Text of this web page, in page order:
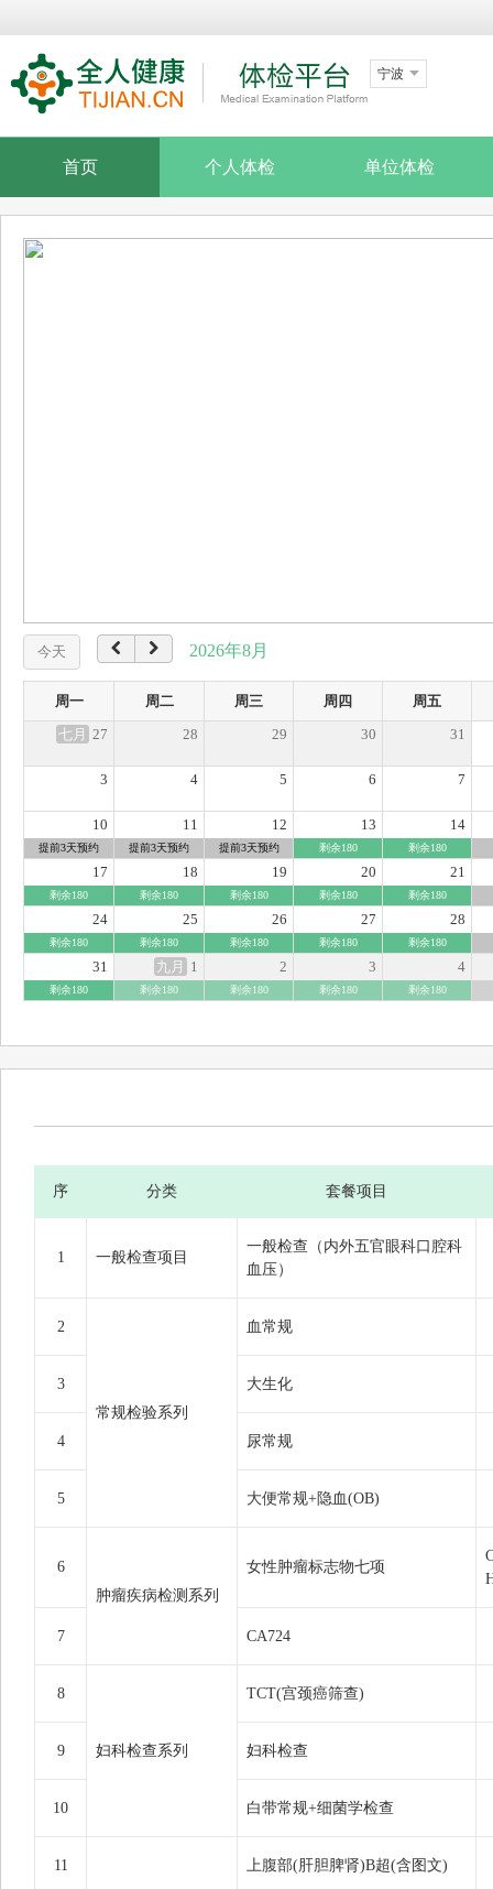
宁波
首页 个人体检 单位体检
今天 2026年8月
周一 周二 周三 周四
周五
七月 27 28 29 30 31
3 4 5 6 7
10
提前3天预约
11
提前3天预约
12
提前3天预约
13
剩余180
14
剩余180
17
剩余180
18
剩余180
19
剩余180
20
剩余180
21
剩余180
24
剩余180
25
剩余180
26
剩余180
27
剩余180
28
剩余180
31
剩余180
九月 1
剩余180
2
剩余180
3
剩余180
4
剩余180
序 分类 套餐项目
1 一般检查项目
一般检查（内外五官眼科口腔科
血压）
2
常规检验系列
血常规
3 大生化
4 尿常规
5 大便常规+隐血(OB)
6
肿瘤疾病检测系列
女性肿瘤标志物七项
7 CA724
8
妇科检查系列
TCT(宫颈癌筛查)
9 妇科检查
10 白带常规+细菌学检查
11 上腹部(肝胆脾肾)B超(含图文)